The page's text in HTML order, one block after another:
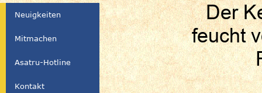
Der
feucht
Neuigkeiten
Mitmachen
Asatru-Hotline
Kontakt